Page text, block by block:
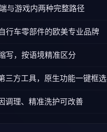
与游戏内两种完整路径
行车零部件的欧美专业品牌
写，按语境精准区分
三方工具，原生功能一键框选
调理、精准洗护可改善